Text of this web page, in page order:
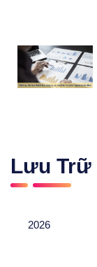
Lưu Trữ
2026